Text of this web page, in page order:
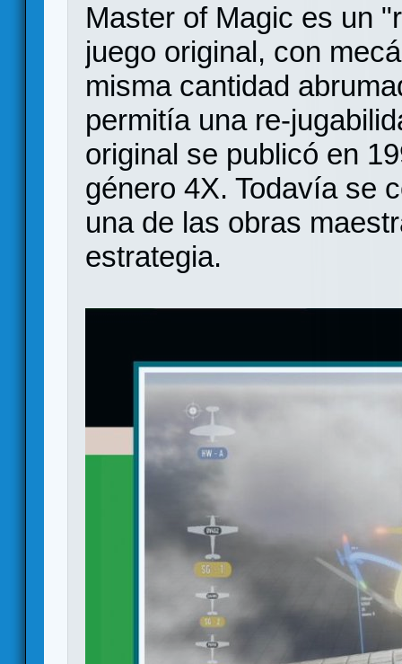
Master of Magic es un
juego original, con
misma cantidad
permitía una re-
original se publicó en
género 4X. Todavía se
una de las obras
estrategia.